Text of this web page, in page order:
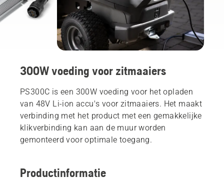
300W voeding voor zitmaaiers
PS300C is een 300W voeding voor het opladen
van 48V Li-ion accu's voor zitmaaiers. Het maakt
verbinding met het product met een gemakkelijke
klikverbinding kan aan de muur worden
gemonteerd voor optimale toegang.
Productinformatie